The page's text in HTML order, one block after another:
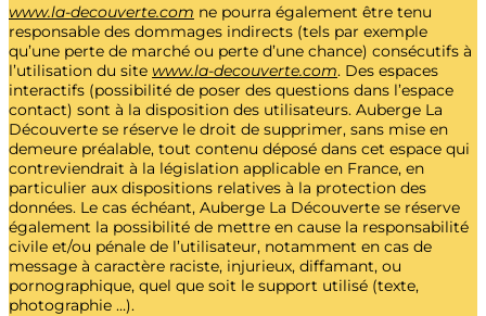
www.la-decouverte.com ne pourra également être tenu
responsable des dommages indirects (tels par exemple
qu’une perte de marché ou perte d’une chance) consécutifs à
l’utilisation du site www.la-decouverte.com. Des espaces
interactifs (possibilité de poser des questions dans l’espace
contact) sont à la disposition des utilisateurs. Auberge La
Découverte se réserve le droit de supprimer, sans mise en
demeure préalable, tout contenu déposé dans cet espace qui
contreviendrait à la législation applicable en France, en
particulier aux dispositions relatives à la protection des
données. Le cas échéant, Auberge La Découverte se réserve
également la possibilité de mettre en cause la responsabilité
civile et/ou pénale de l’utilisateur, notamment en cas de
message à caractère raciste, injurieux, diffamant, ou
pornographique, quel que soit le support utilisé (texte,
photographie …).